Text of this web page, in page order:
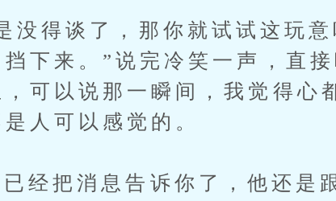
谈了，那你就试试这玩意
下来。”说完冷笑一声，直
可以说那一瞬间，我觉得心
人可以感觉的。
把消息告诉你了，他还是